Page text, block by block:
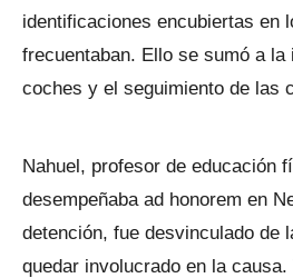
identificaciones encubiertas en
frecuentaban. Ello se sumó a la
coches y el seguimiento de las
Nahuel, profesor de educación
desempeñaba ad honorem en
detención, fue desvinculado de
quedar involucrado en la causa.